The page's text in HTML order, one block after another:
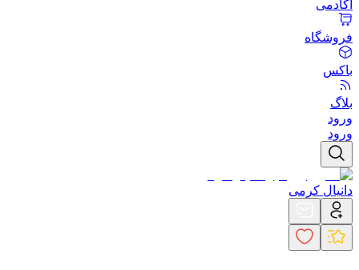
آکادمی
فروشگاه
باکس
بلاگ
ورود
ورود
دانیال کرمی